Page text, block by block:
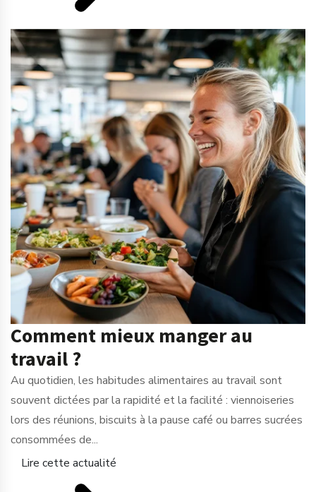
Comment mieux manger au
travail ?
Au quotidien, les habitudes alimentaires au travail sont
souvent dictées par la rapidité et la facilité : viennoiseries
lors des réunions, biscuits à la pause café ou barres sucrées
consommées de...
Lire cette actualité